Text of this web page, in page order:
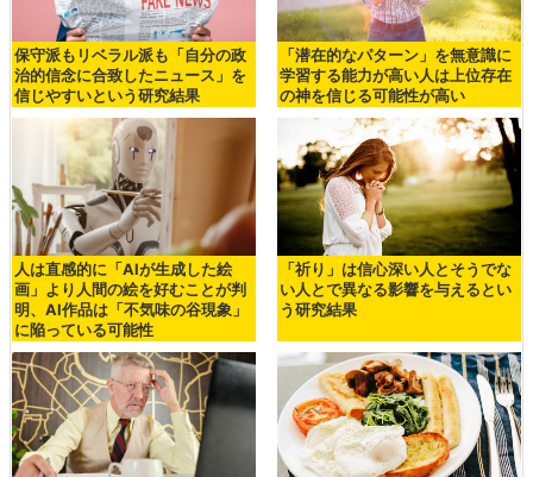
保守派もリベラル派も「自分の政
治的信念に合致したニュース」を
信じやすいという研究結果
「潜在的なパターン」を無意識に
学習する能力が高い人は上位存在
の神を信じる可能性が高い
人は直感的に「AIが生成した絵
画」より人間の絵を好むことが判
明、AI作品は「不気味の谷現象」
に陥っている可能性
「祈り」は信心深い人とそうでな
い人とで異なる影響を与えるとい
う研究結果